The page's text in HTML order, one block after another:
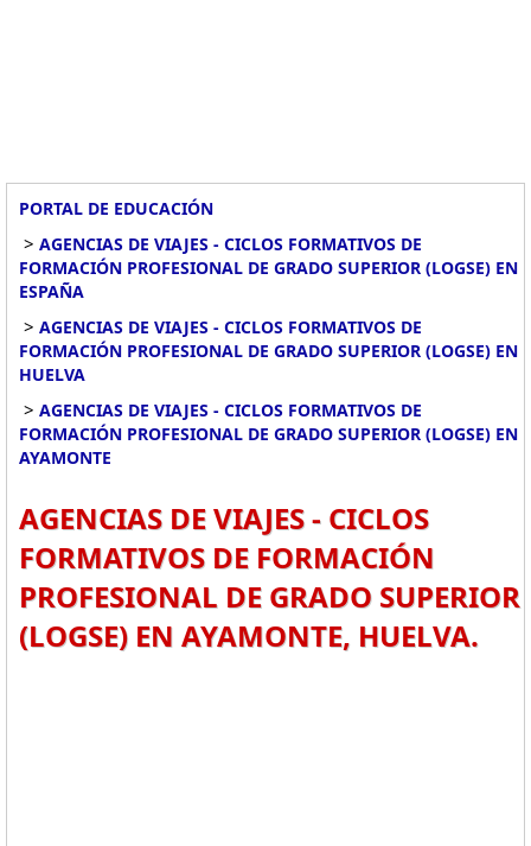
PORTAL DE EDUCACIÓN
> AGENCIAS DE VIAJES - CICLOS FORMATIVOS DE
FORMACIÓN PROFESIONAL DE GRADO SUPERIOR (LOGSE) EN
ESPAÑA
> AGENCIAS DE VIAJES - CICLOS FORMATIVOS DE
FORMACIÓN PROFESIONAL DE GRADO SUPERIOR (LOGSE) EN
HUELVA
> AGENCIAS DE VIAJES - CICLOS FORMATIVOS DE
FORMACIÓN PROFESIONAL DE GRADO SUPERIOR (LOGSE) EN
AYAMONTE
AGENCIAS DE VIAJES - CICLOS
FORMATIVOS DE FORMACIÓN
PROFESIONAL DE GRADO SUPERIOR
(LOGSE) EN AYAMONTE, HUELVA.